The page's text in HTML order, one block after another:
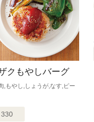
クもやしバーグ
,もやし,しょうが,なす,ピー
330